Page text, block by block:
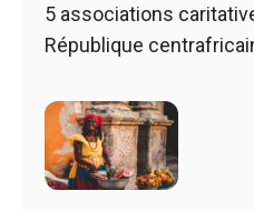
5 associations
République